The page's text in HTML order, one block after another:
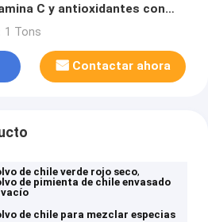
C y antioxidantes con
y una vida útil de 24
1 Tons
Contactar ahora
de chile verde rojo seco,
de pimienta de chile envasado
de chile para mezclar especias